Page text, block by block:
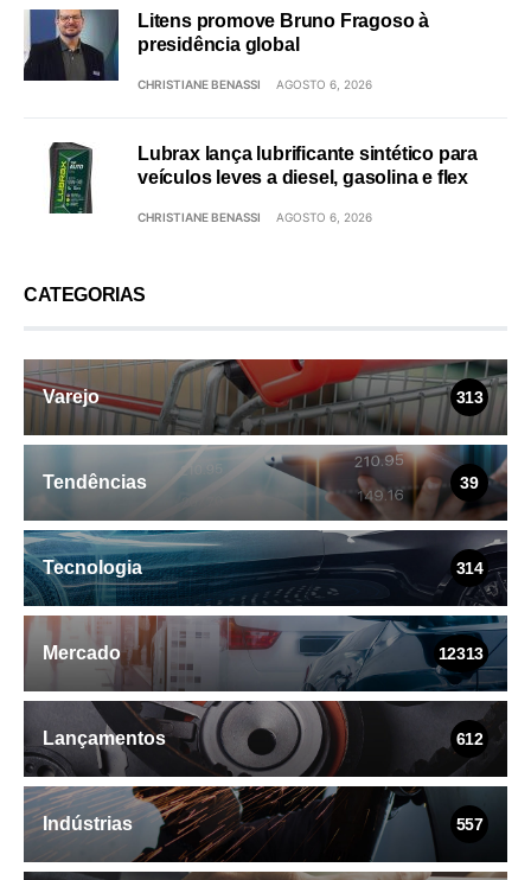
Litens promove Bruno Fragoso à
presidência global
CHRISTIANE BENASSI AGOSTO 6, 2026
Lubrax lança lubrificante sintético para
veículos leves a diesel, gasolina e flex
CHRISTIANE BENASSI AGOSTO 6, 2026
CATEGORIAS
Varejo 313
Tendências 39
Tecnologia 314
Mercado 12313
Lançamentos 612
Indústrias 557